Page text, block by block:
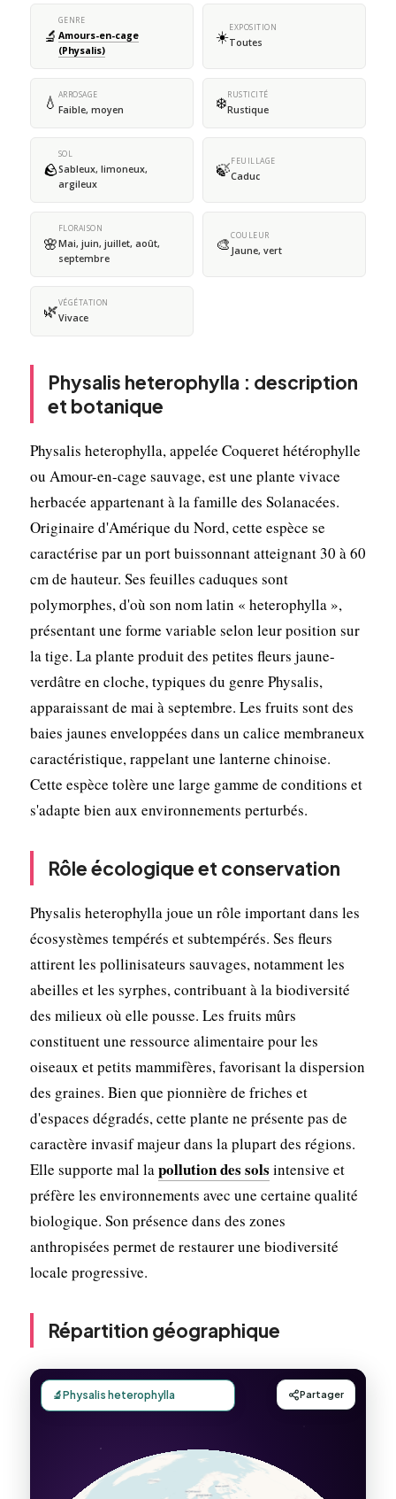
🔬
GENRE
Amours-en-cage
(Physalis)
☀️EXPOSITION
Toutes
💧 ARROSAGE
Faible, moyen ❄️RUSTICITÉ
Rustique
🪨
SOL
Sableux, limoneux,
argileux
🍃FEUILLAGE
Caduc
🌸
FLORAISON
Mai, juin, juillet, août,
septembre
🎨COULEUR
Jaune, vert
🌿VÉGÉTATION
Vivace
Physalis heterophylla : description
et botanique
Physalis heterophylla, appelée Coqueret hétérophylle
ou Amour-en-cage sauvage, est une plante vivace
herbacée appartenant à la famille des Solanacées.
Originaire d'Amérique du Nord, cette espèce se
caractérise par un port buissonnant atteignant 30 à 60
cm de hauteur. Ses feuilles caduques sont
polymorphes, d'où son nom latin « heterophylla »,
présentant une forme variable selon leur position sur
la tige. La plante produit des petites fleurs jaune-
verdâtre en cloche, typiques du genre Physalis,
apparaissant de mai à septembre. Les fruits sont des
baies jaunes enveloppées dans un calice membraneux
caractéristique, rappelant une lanterne chinoise.
Cette espèce tolère une large gamme de conditions et
s'adapte bien aux environnements perturbés.
Rôle écologique et conservation
Physalis heterophylla joue un rôle important dans les
écosystèmes tempérés et subtempérés. Ses fleurs
attirent les pollinisateurs sauvages, notamment les
abeilles et les syrphes, contribuant à la biodiversité
des milieux où elle pousse. Les fruits mûrs
constituent une ressource alimentaire pour les
oiseaux et petits mammifères, favorisant la dispersion
des graines. Bien que pionnière de friches et
d'espaces dégradés, cette plante ne présente pas de
caractère invasif majeur dans la plupart des régions.
Elle supporte mal lapollution des sols intensive et
préfère les environnements avec une certaine qualité
biologique. Son présence dans des zones
anthropisées permet de restaurer une biodiversité
locale progressive.
Répartition géographique